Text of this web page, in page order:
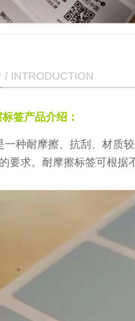
/ INTRODUCTION
签产品介绍：
一种耐摩擦、抗刮、材质
要求。耐摩擦标签可根